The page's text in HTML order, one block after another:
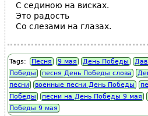
С сединою на висках.
Это радость
Со слезами на глазах.
Tags: Песня 9 мая День Победы
Победы
песня День Победы слова
песни
военные песни День Победы
Победы
песни на День Победы 9 мая
Победы 9 мая